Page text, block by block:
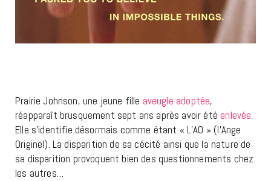
Prairie Johnson, une jeune fille aveugle adoptée,
réapparaît brusquement sept ans après avoir été enlevée.
Elle s’identifie désormais comme étant « L’AO » (l’Ange
Originel). La disparition de sa cécité ainsi que la nature de
sa disparition provoquent bien des questionnements chez
les autres…